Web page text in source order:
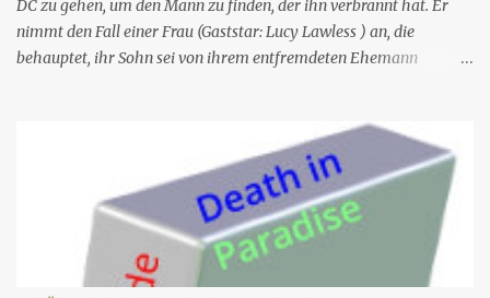
DC zu gehen, um den Mann zu finden, der ihn verbrannt hat. Er
nimmt den Fall einer Frau (Gaststar: Lucy Lawless ) an, die
behauptet, ihr Sohn sei von ihrem entfremdeten Ehemann
zu entdecken, dass die Frau wirklich ein Attentäter ist, der
geschickt wurde, um den Mann zu töten. Während Sam und Fiona
den Mann in Sicherheit bringen, findet Michael den Attentäter in
der Nähe und nimmt sie gefangen, doch sie beschließt, in den Tod
zu springen, anstatt ins Gefängnis zu gehen. Am Ende ist Michaels
ganze Arbeit umsonst, als Sam ihm sagt, dass der Mann, der ihn
verbrannt hat, nach Miami kommt. Nr. (ges.) 10 Deutscher Titel